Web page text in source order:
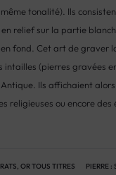
tonalité). Ils
relief sur la partie
fond. Cet art de graver
intailles (pierres gravées
Ils affichaient
religieuses ou encore des
, OR TOUS TITRES PIERRE :